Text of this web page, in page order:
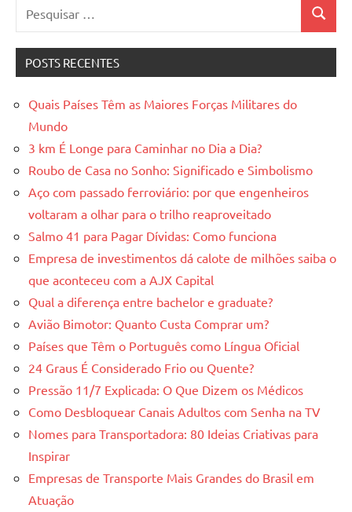
POSTS RECENTES
Quais Países Têm as Maiores Forças Militares do
Mundo
3 km É Longe para Caminhar no Dia a Dia?
Roubo de Casa no Sonho: Significado e Simbolismo
Aço com passado ferroviário: por que engenheiros
voltaram a olhar para o trilho reaproveitado
Salmo 41 para Pagar Dívidas: Como funciona
Empresa de investimentos dá calote de milhões saiba o
que aconteceu com a AJX Capital
Qual a diferença entre bachelor e graduate?
Avião Bimotor: Quanto Custa Comprar um?
Países que Têm o Português como Língua Oficial
24 Graus É Considerado Frio ou Quente?
Pressão 11/7 Explicada: O Que Dizem os Médicos
Como Desbloquear Canais Adultos com Senha na TV
Nomes para Transportadora: 80 Ideias Criativas para
Inspirar
Empresas de Transporte Mais Grandes do Brasil em
Atuação